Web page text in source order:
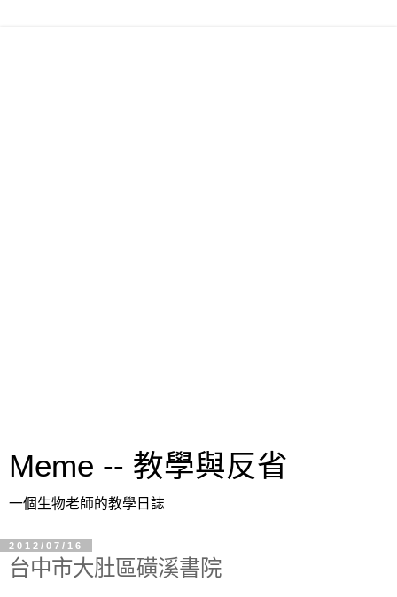
Meme -- 教學與反省
一個生物老師的教學日誌
2012/07/16
台中市大肚區磺溪書院